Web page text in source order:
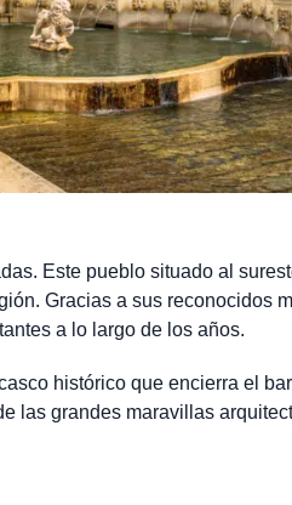
Este pueblo situado al
Gracias a sus reconocidos
a lo largo de los años.
histórico que encierra el
las grandes maravillas